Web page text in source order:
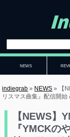
NEWS
indiegrab » NEWS »
【
リスマス曲集』配信開
【NEWS
『YMCKの